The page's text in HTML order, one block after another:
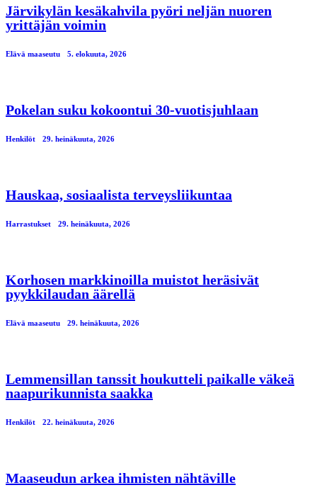
Järvikylän kesäkahvila pyöri neljän nuoren
yrittäjän voimin
Elävä maaseutu 5. elokuuta, 2026
Pokelan suku kokoontui 30-vuotisjuhlaan
Henkilöt 29. heinäkuuta, 2026
Hauskaa, sosiaalista terveysliikuntaa
Harrastukset 29. heinäkuuta, 2026
Korhosen markkinoilla muistot heräsivät
pyykkilaudan äärellä
Elävä maaseutu 29. heinäkuuta, 2026
Lemmensillan tanssit houkutteli paikalle väkeä
naapurikunnista saakka
Henkilöt 22. heinäkuuta, 2026
Maaseudun arkea ihmisten nähtäville